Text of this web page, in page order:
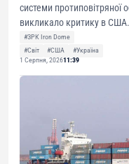
системи протиповітряної
викликало критику в
#ЗРК Iron Dome
#Світ
#США
#Україна
1 Серпня, 202611:39